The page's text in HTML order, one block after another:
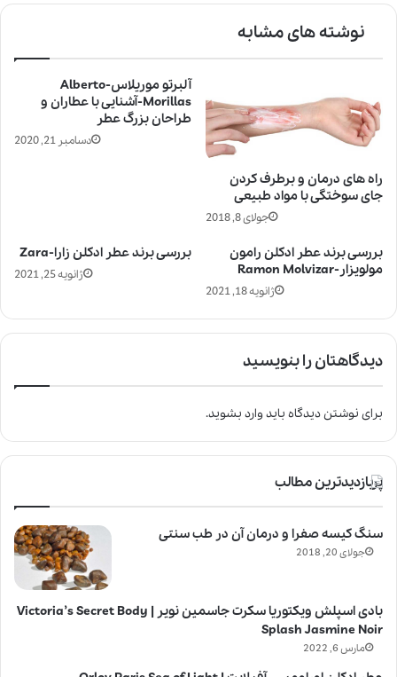
نوشته های مشابه
آلبرتو موریلاس-Alberto
Morillas-آشنایی با عطاران و
طراحان بزرگ عطر
دسامبر 21, 2020
راه های درمان و برطرف کردن
جای سوختگی با مواد طبیعی
جولای 8, 2018
بررسی برند عطر ادکلن زارا-Zara
ژانویه 25, 2021
بررسی برند عطر ادکلن رامون
مولویزار-Ramon Molvizar
ژانویه 18, 2021
دیدگاهتان را بنویسید
برای نوشتن دیدگاه بایدوارد بشوید.
پربازدیدترین مطالب
سنگ کیسه صفرا و درمان آن در طب سنتی
جولای 20, 2018
بادی اسپلش ویکتوریا سکرت جاسمین نویر | Victoria’s Secret Body
Splash Jasmine Noir
مارس 6, 2022